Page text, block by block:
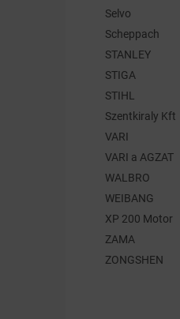
Selvo
Scheppach
STANLEY
STIGA
STIHL
Szentkiraly Kft
VARI
VARI a AGZAT
WALBRO
WEIBANG
XP 200 Motor
ZAMA
ZONGSHEN